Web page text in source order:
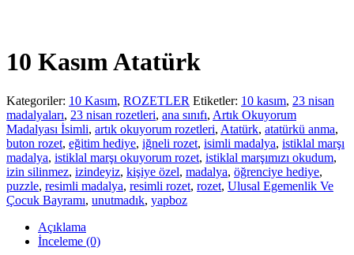
10 Kasım Atatürk
Kategoriler: 10 Kasım, ROZETLER Etiketler: 10 kasım, 23 nisan
madalyaları, 23 nisan rozetleri, ana sınıfı, Artık Okuyorum
Madalyası İsimli, artık okuyorum rozetleri, Atatürk, atatürkü anma,
buton rozet, eğitim hediye, iğneli rozet, isimli madalya, istiklal marşı
madalya, istiklal marşı okuyorum rozet, istiklal marşımızı okudum,
izin silinmez, izindeyiz, kişiye özel, madalya, öğrenciye hediye,
puzzle, resimli madalya, resimli rozet, rozet, Ulusal Egemenlik Ve
Çocuk Bayramı, unutmadık, yapboz
Açıklama
İnceleme (0)